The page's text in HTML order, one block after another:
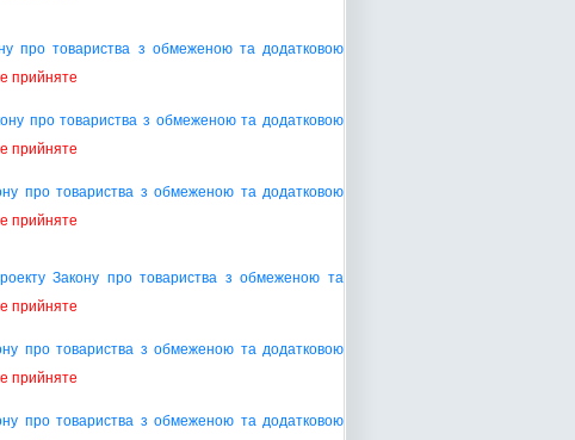
про товариства з обмеженою та додатковою
прийняте
про товариства з обмеженою та додатковою
прийняте
про товариства з обмеженою та додатковою
прийняте
Закону про товариства з обмеженою та
прийняте
про товариства з обмеженою та додатковою
прийняте
про товариства з обмеженою та додатковою